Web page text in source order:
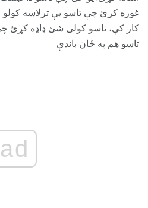
غوره کړئ چې تاسو یې ترلاسه کولو
کار کې، تاسو کولی شئ ډاډه کړئ
تاسو هم په ځان باندې
ad